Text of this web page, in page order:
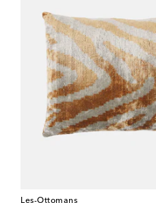
Les-Ottomans